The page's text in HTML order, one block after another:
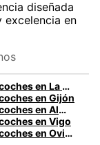
diseñada
en
Alquiler de coches en La Coruña
en Gijón
Alquiler de coches en Almería
en Vigo
Alquiler de coches en Oviedo